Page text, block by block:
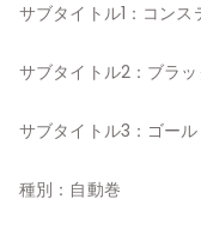
サブタイトル1：コン
サブタイトル2：ブラ
サブタイトル3：ゴー
種別：自動巻